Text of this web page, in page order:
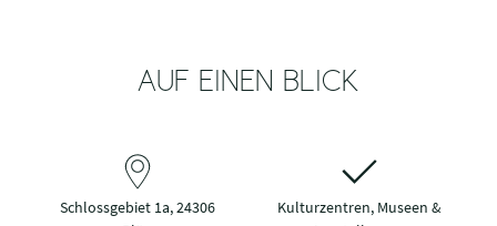
AUF EINEN BLICK
Schlossgebiet 1a, 24306
Kulturzentren, Museen &